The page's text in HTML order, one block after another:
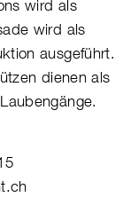
wird als
wird als
ausgeführt.
dienen als